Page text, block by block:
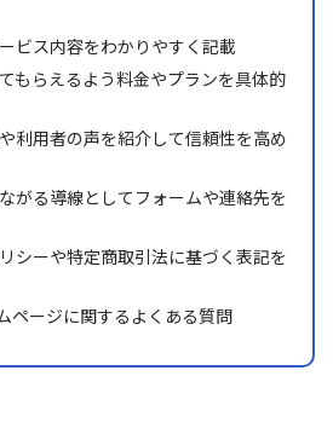
ビス内容をわかりやすく記載
もらえるよう料金やプランを具体的
利用者の声を紹介して信頼性を高め
がる導線としてフォームや連絡先を
シーや特定商取引法に基づく表記を
ページに関するよくある質問